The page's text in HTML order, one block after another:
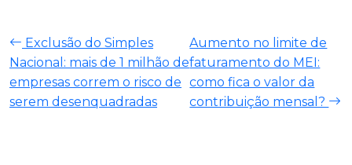
Exclusão do Simples
Nacional: mais de 1 milhão de
empresas correm o risco de
serem desenquadradas
Aumento no limite de
faturamento do MEI:
como fica o valor da
contribuição mensal?